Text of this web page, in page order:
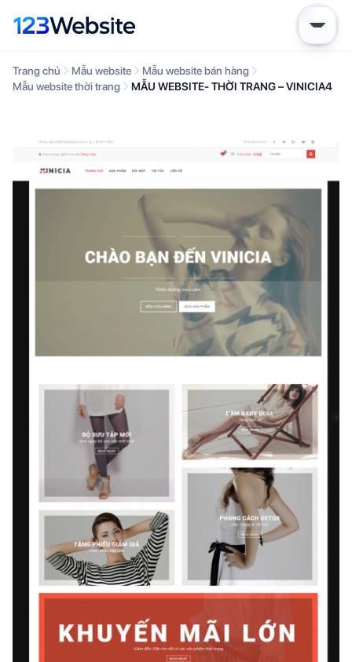
Trang chủ Mẫu website
Mẫu website bán hàng
Mẫu website thời trang
MẪU WEBSITE- THỜI TRANG – VINICIA4